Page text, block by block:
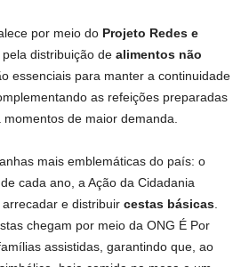
por meio do Projeto Redes e
distribuição de alimentos não
essenciais para manter a continuidade
as refeições preparadas
de maior demanda.
mais emblemáticas do país: o
cada ano, a Ação da Cidadania
e distribuir cestas básicas.
chegam por meio da ONG É Por
assistidas, garantindo que, ao